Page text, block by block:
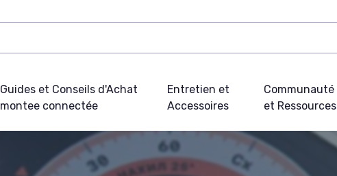
Guides et Conseils d'Achat
montee connectée
Entretien et
Accessoires
Communauté
et Ressources